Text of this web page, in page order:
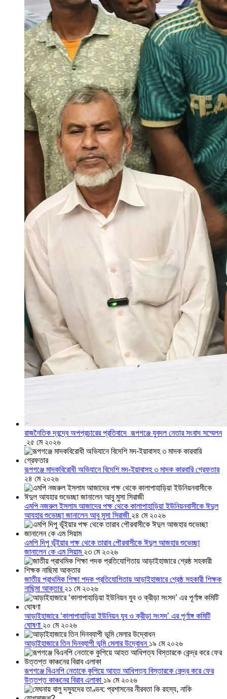
রাজনৈতিক দ্বন্দ্বে অপপ্রচারের প্রতিবাদে ‎রূপগঞ্জে যুবদল নেতার সংবাদ সম্মেলন
২৫ মে ২০২৬
রূপগঞ্জে মাদকবিরোধী অভিযানে বিদেশি মদ-ইয়াবাসহ ৩ মাদক কারবারি গ্রেফতার
২৪ মে ২০২৬
এমপি নজরুল ইসলাম আজাদের পক্ষ থেকে কালাপাহাড়িয়া ইউনিয়নবাসীকে ঈদুল
আযহার শুভেচ্ছা জানালেন আবু মুসা সিরাজী ২৪ মে ২০২৬
এমপি দিপু ভূঁইয়ার পক্ষ থেকে তারাব পৌরবাসীকে ঈদুল আজহার শুভেচ্ছা
জানালেন কে এম সিয়াম ২৩ মে ২০২৬
জাতীয় প্রাথমিক শিক্ষা পদক প্রতিযোগিতায় আড়াইহাজারে শ্রেষ্ঠ সহকারী শিক্ষক
নাছিমা আক্তার ২১ মে ২০২৬
আড়াইহাজারে ‘কালাপাহাড়িয়া ইউনিয়ন যুব ও ক্রীড়া সংসদ’ এর পূর্ণাঙ্গ কমিটি
ঘোষণা ২০ মে ২০২৬
আড়াইহাজারে তিন দিনব্যাপী ভূমি মেলার উদ্বোধন ১৯ মে ২০২৬
রূপগঞ্জে বিএনপি নেতাকে কুপিয়ে আহত আধিপত্য বিস্তারকে কেন্দ্র করে ফের
উত্তপ্ত কাঞ্চনের বিরাব এলাকা ১৯ মে ২০২৬